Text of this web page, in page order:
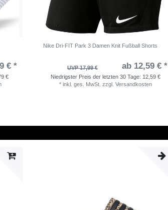
€ *
€
Nike Dri-FIT Park 3 Damen Knit Fußball Shorts
UVP 17,99 € ab 12,59 € *
Niedrigster Preis der letzten 30 Tage: 12,59 €
* inkl. ges. MwSt. zzgl. Versandkosten